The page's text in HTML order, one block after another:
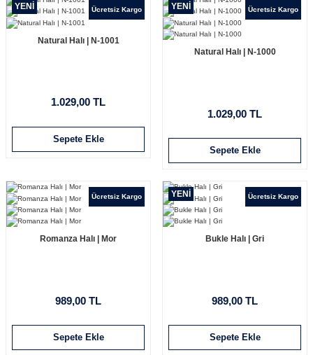
YENİ Ücretsiz Kargo
Natural Halı | N-1001
1.029,00 TL
Sepete Ekle
YENİ Ücretsiz Kargo
Natural Halı | N-1000
1.029,00 TL
Sepete Ekle
Ücretsiz Kargo
Romanza Halı | Mor
989,00 TL
Sepete Ekle
YENİ Ücretsiz Kargo
Bukle Halı | Gri
989,00 TL
Sepete Ekle